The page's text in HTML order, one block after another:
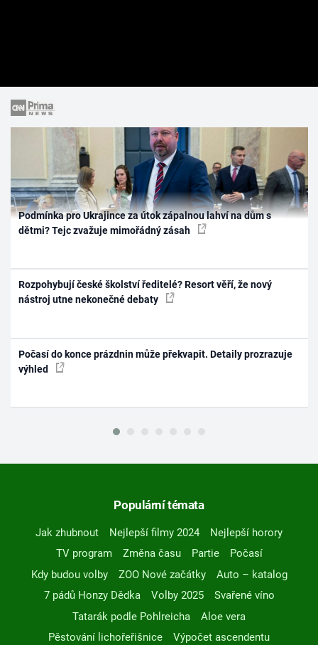
Podmínka pro Ukrajince za útok zápalnou lahví na dům s
dětmi? Tejc zvažuje mimořádný zásah
Rozpohybují české školství ředitelé? Resort věří, že nový
nástroj utne nekonečné debaty
Počasí do konce prázdnin může překvapit. Detaily prozrazuje
výhled
Populární témata
Jak zhubnout Nejlepší filmy 2024
Nejlepší horory
TV program
Změna času Partie
Počasí
Kdy budou volby
ZOO Nové začátky
Auto – katalog
7 pádů Honzy Dědka
Volby 2025
Svařené víno
Tatarák podle Pohlreicha
Aloe vera
Pěstování lichořeřišnice
Výpočet ascendentu